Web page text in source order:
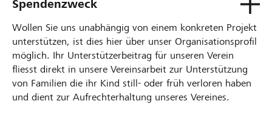
Spendenzweck
Wollen Sie uns unabhängig von einem konkreten Projekt
unterstützen, ist dies hier über unser Organisationsprofil
möglich. Ihr Unterstützerbeitrag für unseren Verein
fliesst direkt in unsere Vereinsarbeit zur Unterstützung
von Familien die ihr Kind still- oder früh verloren haben
und dient zur Aufrechterhaltung unseres Vereines.